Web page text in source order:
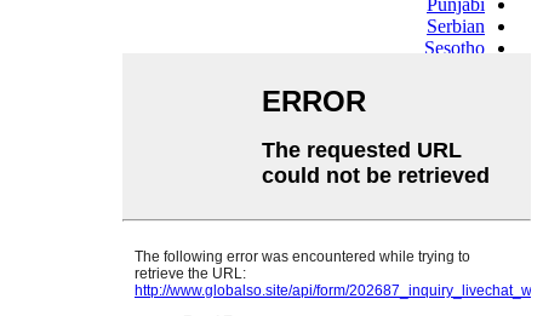
Serbian
Sesotho
Samoan
Scots Gaelic
Sindhi
Swahili
Tajik